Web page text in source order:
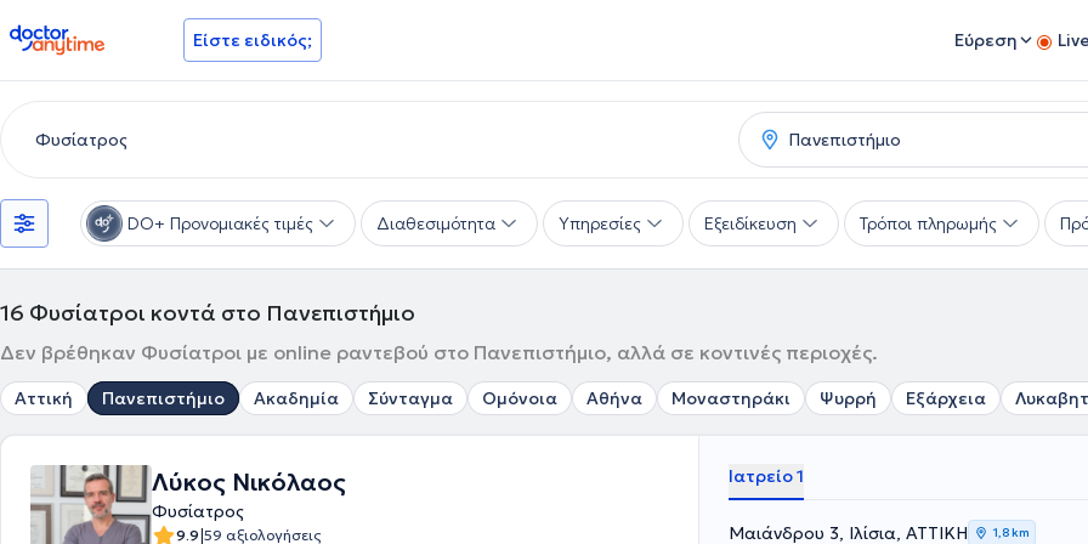
doctoranytime Είστε ειδικός; Εύρεση
DO+ Προνομιακές τιμές Διαθεσιμότητα Υπηρεσίες Εξειδίκευση Τρόποι πληρωμής
16 Φυσίατροι κοντά στο Πανεπιστήμιο
Δεν βρέθηκαν Φυσίατροι με online ραντεβού στο Πανεπιστήμιο, αλλά σε κοντινές περιοχές.
Αττική Πανεπιστήμιο Ακαδημία Σύνταγμα Ομόνοια Αθήνα Μοναστηράκι Ψυρρή Εξάρχεια
Λύκος Νικόλαος
Φυσίατρος
9.9|59 αξιολογήσεις
Ιατρείο 1
Μαιάνδρου 3, Ιλίσια, ΑΤΤΙΚΗ 1,8 km